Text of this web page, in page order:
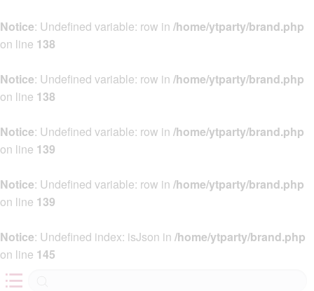
Notice: Undefined variable: row in /home/ytparty/brand.php
on line 138
Notice: Undefined variable: row in /home/ytparty/brand.php
on line 138
Notice: Undefined variable: row in /home/ytparty/brand.php
on line 139
Notice: Undefined variable: row in /home/ytparty/brand.php
on line 139
Notice: Undefined index: isJson in /home/ytparty/brand.php
on line 145
